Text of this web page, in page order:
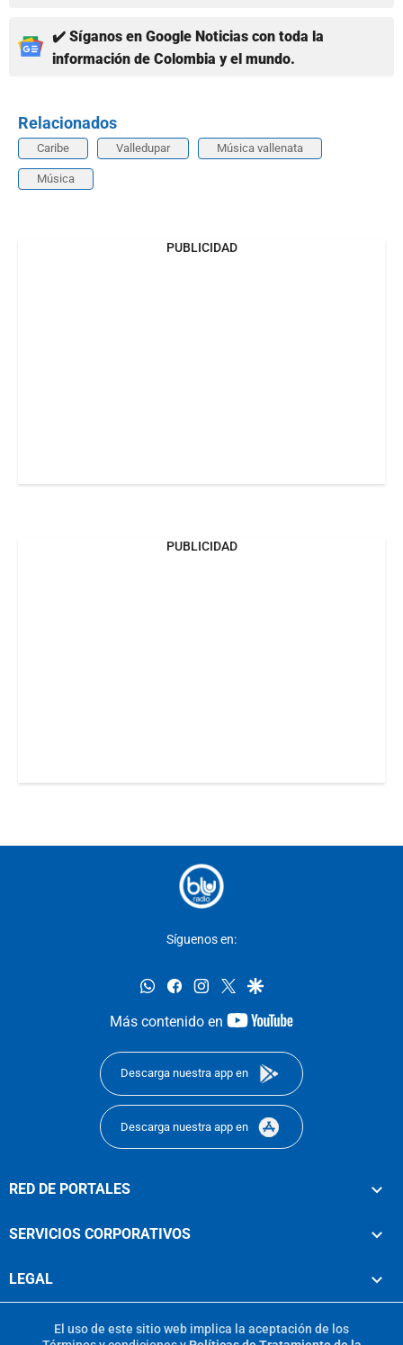
✔️ Síganos en Google Noticias con toda la
información de Colombia y el mundo.
Relacionados
Caribe Valledupar Música vallenata
Música
PUBLICIDAD
PUBLICIDAD
Síguenos en:
whatsappfacebookinstagram
twittergoogle
Más contenido en
youtube-
Descarga nuestra app en
Descarga nuestra app en
RED DE PORTALES
SERVICIOS CORPORATIVOS
LEGAL
El uso de este sitio web implica la aceptación de los